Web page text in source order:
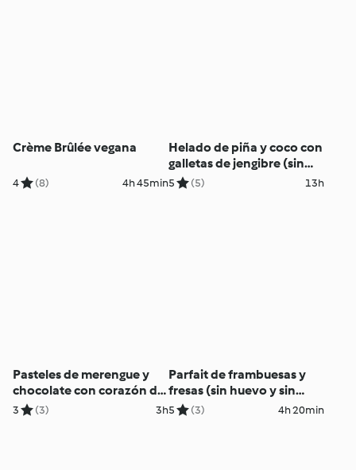
Crème Brûlée vegana
4 (8) 4h 45min
Helado de piña y coco con
galletas de jengibre (sin
lácteos)
5 (5) 13h
Pasteles de merengue y
chocolate con corazón de
caramelo
3 (3) 3h
Parfait de frambuesas y
fresas (sin huevo y sin
lácteos)
5 (3) 4h 20min